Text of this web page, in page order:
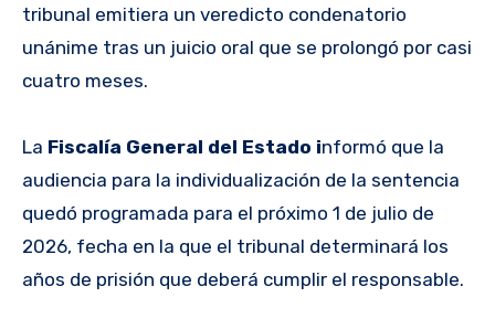
tribunal emitiera un veredicto condenatorio
unánime tras un juicio oral que se prolongó por casi
cuatro meses.
La Fiscalía General del Estado informó que la
audiencia para la individualización de la sentencia
quedó programada para el próximo 1 de julio de
2026, fecha en la que el tribunal determinará los
años de prisión que deberá cumplir el responsable.